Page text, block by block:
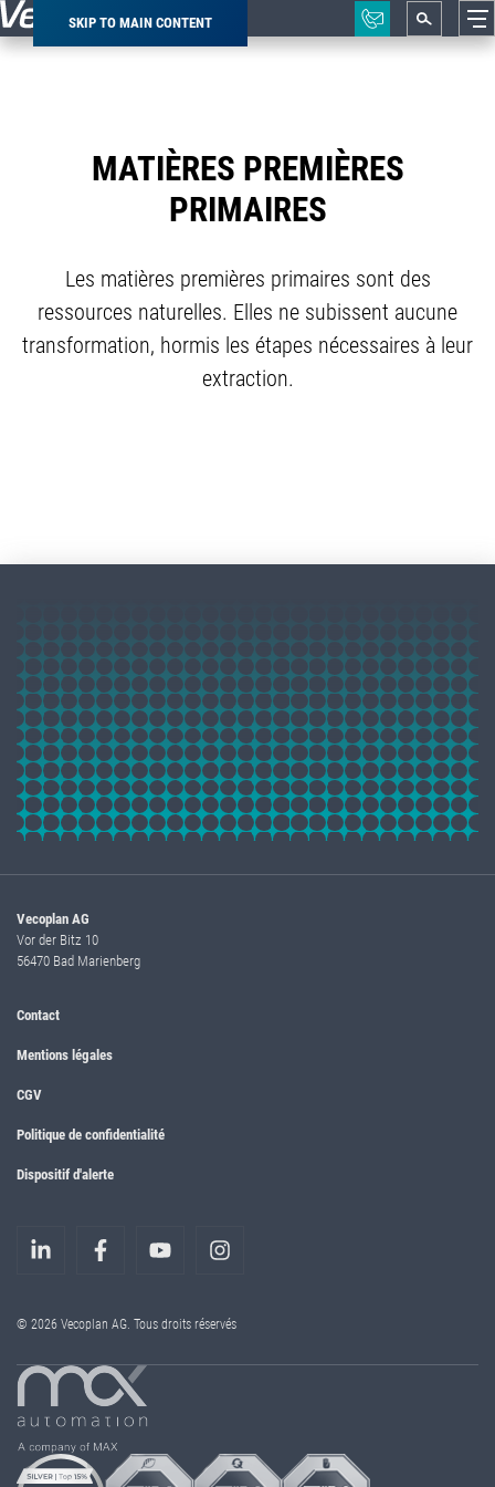
SKIP TO MAIN CONTENT
Breadcrumb
MATIÈRES PREMIÈRES
PRIMAIRES
Les matières premières primaires sont des
ressources naturelles. Elles ne subissent aucune
transformation, hormis les étapes nécessaires à leur
extraction.
Vecoplan AG
Vor der Bitz 10
56470 Bad Marienberg
Contact
Mentions légales
CGV
Politique de confidentialité
Dispositif d'alerte
© 2026 Vecoplan AG. Tous droits réservés